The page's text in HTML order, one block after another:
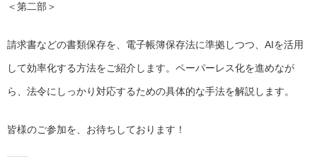
＜第二部＞
請求書などの書類保存を、電子帳簿保存法に準拠しつつ、AIを活用
して効率化する方法をご紹介します。ペーパーレス化を進めなが
ら、法令にしっかり対応するための具体的な手法を解説します。
皆様のご参加を、お待ちしております！